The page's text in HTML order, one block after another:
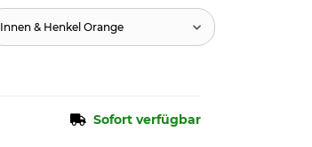
Innen & Henkel Orange
Sofort verfügbar